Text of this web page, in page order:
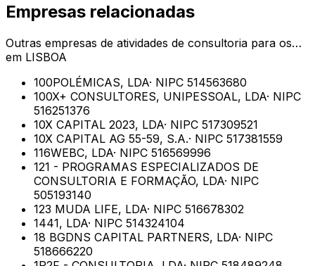
Empresas relacionadas
Outras empresas de atividades de consultoria para os…
em LISBOA
100POLÉMICAS, LDA· NIPC 514563680
100X+ CONSULTORES, UNIPESSOAL, LDA· NIPC
516251376
10X CAPITAL 2023, LDA· NIPC 517309521
10X CAPITAL AG 55-59, S.A.· NIPC 517381559
116WEBC, LDA· NIPC 516569996
121 - PROGRAMAS ESPECIALIZADOS DE
CONSULTORIA E FORMAÇÃO, LDA· NIPC
505193140
123 MUDA LIFE, LDA· NIPC 516678302
1441, LDA· NIPC 514324104
18 BGDNS CAPITAL PARTNERS, LDA· NIPC
518666220